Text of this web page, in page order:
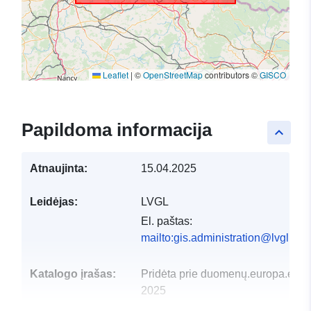
Leaflet | ©OpenStreetMapcontributors ©GISCO
keyboard_arrow_up
Papildoma informacija
Atnaujinta: 15.04.2025
Leidėjas:
LVGL
El. paštas:
Katalogo įrašas: Pridėta prie duomenų.europa.eu:
2025